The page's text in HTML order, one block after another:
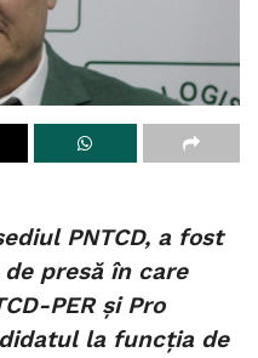
PNTCD, a fost
presă în care
PER și Pro
la funcția de